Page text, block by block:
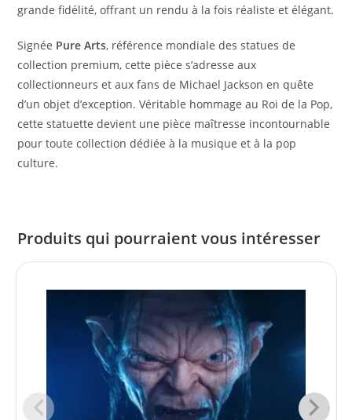
grande fidélité, offrant un rendu à la fois réaliste et élégant.
Signée Pure Arts, référence mondiale des statues de
collection premium, cette pièce s’adresse aux
collectionneurs et aux fans de Michael Jackson en quête
d’un objet d’exception. Véritable hommage au Roi de la Pop,
cette statuette devient une pièce maîtresse incontournable
pour toute collection dédiée à la musique et à la pop
culture.
Produits qui pourraient vous intéresser